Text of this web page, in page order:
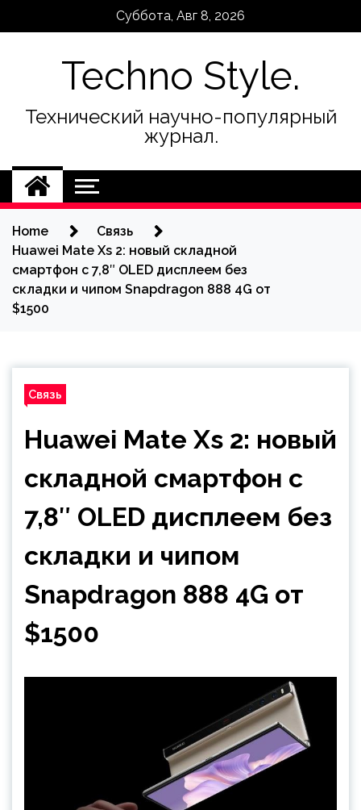
Суббота, Авг 8, 2026
Techno Style.
Технический научно-популярный
журнал.
Home
Связь
Huawei Mate Xs 2: новый складной
смартфон с 7,8″ OLED дисплеем без
складки и чипом Snapdragon 888 4G от
$1500
Связь
Huawei Mate Xs 2: новый
складной смартфон с
7,8″ OLED дисплеем без
складки и чипом
Snapdragon 888 4G от
$1500